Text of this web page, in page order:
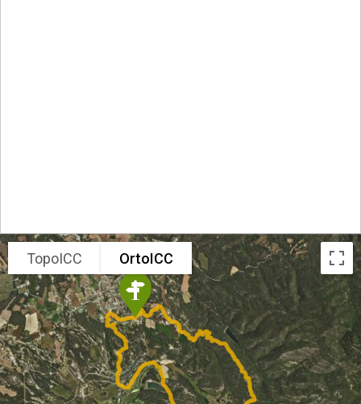
TopoICC OrtoICC